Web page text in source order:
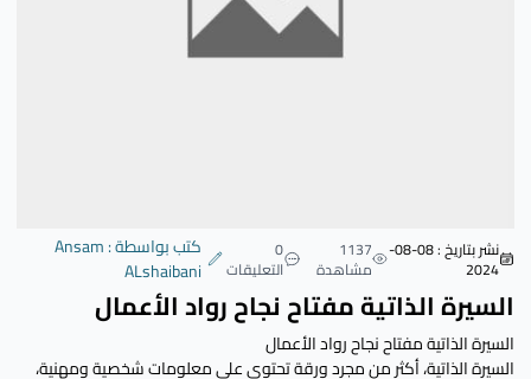
نشر بتاريخ : 08-08-
2024
1137
مشاهدة
0
التعليقات
كتب بواسطة : Ansam
ALshaibani
السيرة الذاتية مفتاح نجاح رواد الأعمال
السيرة الذاتية مفتاح نجاح رواد الأعمال
السيرة الذاتية، أكثر من مجرد ورقة تحتوي على معلومات شخصية ومهنية،